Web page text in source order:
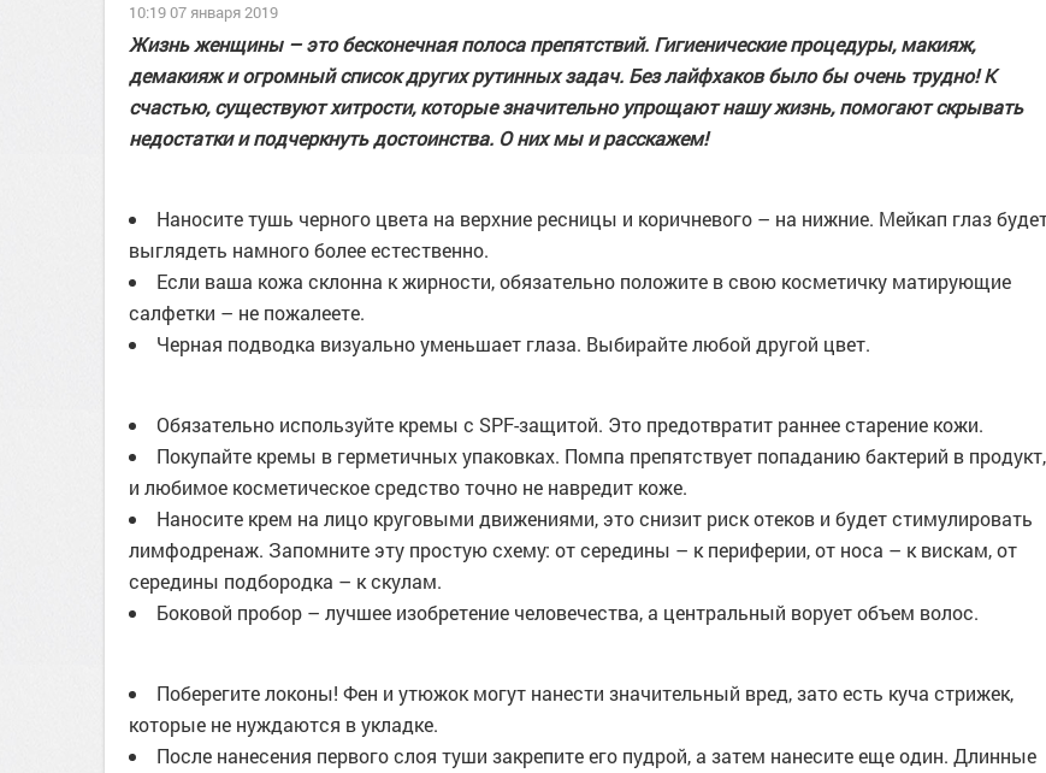
10:19 07 января 2019
Жизнь женщины – это бесконечная полоса препятствий. Гигиенические процедуры, макияж,
демакияж и огромный список других рутинных задач. Без лайфхаков было бы очень трудно! К
счастью, существуют хитрости, которые значительно упрощают нашу жизнь, помогают скрывать
недостатки и подчеркнуть достоинства. О них мы и расскажем!
Наносите тушь черного цвета на верхние ресницы и коричневого – на нижние. Мейкап глаз
выглядеть намного более естественно.
Если ваша кожа склонна к жирности, обязательно положите в свою косметичку матирующие
салфетки – не пожалеете.
Черная подводка визуально уменьшает глаза. Выбирайте любой другой цвет.
Обязательно используйте кремы с SPF-защитой. Это предотвратит раннее старение кожи.
Покупайте кремы в герметичных упаковках. Помпа препятствует попаданию бактерий в продукт,
и любимое косметическое средство точно не навредит коже.
Наносите крем на лицо круговыми движениями, это снизит риск отеков и будет стимулировать
лимфодренаж. Запомните эту простую схему: от середины – к периферии, от носа – к вискам, от
середины подбородка – к скулам.
Боковой пробор – лучшее изобретение человечества, а центральный ворует объем волос.
Поберегите локоны! Фен и утюжок могут нанести значительный вред, зато есть куча стрижек,
которые не нуждаются в укладке.
После нанесения первого слоя туши закрепите его пудрой, а затем нанесите еще один. Длинные